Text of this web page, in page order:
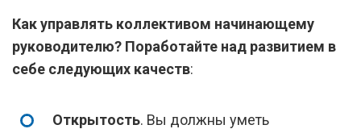
Как управлять коллективом начинающему
руководителю? Поработайте над развитием в
себе следующих качеств:
Открытость. Вы должны уметь